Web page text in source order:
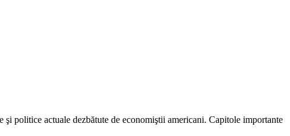
politice actuale dezbătute de economiştii americani. Capitole importante